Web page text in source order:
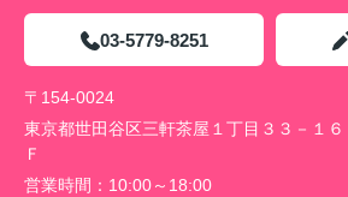
03-5779-8251
〒154-0024
東京都世田谷区三軒茶屋１丁目３３－１
Ｆ
営業時間： 10:00～18:00